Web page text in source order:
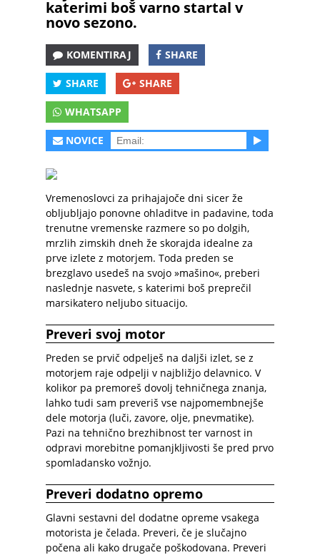
katerimi boš varno startal v
novo sezono.
KOMENTIRAJ SHARE
SHARE SHARE
WHATSAPP
NOVICE
Vremenoslovci za prihajajoče dni sicer že
obljubljajo ponovne ohladitve in padavine, toda
trenutne vremenske razmere so po dolgih,
mrzlih zimskih dneh že skorajda idealne za
prve izlete z motorjem. Toda preden se
brezglavo usedeš na svojo »mašino«, preberi
naslednje nasvete, s katerimi boš preprečil
marsikatero neljubo situacijo.
Preveri svoj motor
Preden se prvič odpelješ na daljši izlet, se z
motorjem raje odpelji v najbližjo delavnico. V
kolikor pa premoreš dovolj tehničnega znanja,
lahko tudi sam preveriš vse najpomembnejše
dele motorja (luči, zavore, olje, pnevmatike).
Pazi na tehnično brezhibnost ter varnost in
odpravi morebitne pomanjkljivosti še pred prvo
spomladansko vožnjo.
Preveri dodatno opremo
Glavni sestavni del dodatne opreme vsakega
motorista je čelada. Preveri, če je slučajno
počena ali kako drugače poškodovana. Preveri